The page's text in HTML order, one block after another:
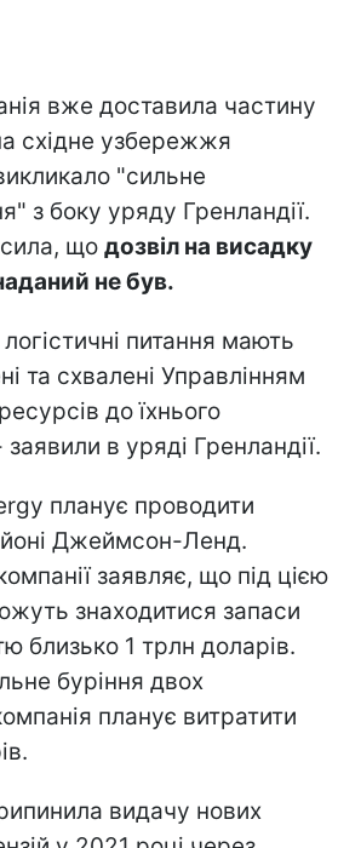
вже доставила частину
східне узбережжя
"сильне
з боку уряду Гренландії.
що дозвіл на висадку
не був.
питання мають
та схвалені Управлінням
до їхнього
заявили в уряді Гренландії.
планує проводити
Джеймсон-Ленд.
заявляє, що під цією
знаходитися запаси
близько 1 трлн доларів.
буріння двох
планує витратити
видачу нових